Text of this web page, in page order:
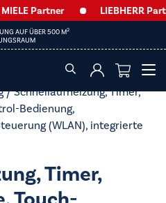
Partner LIEBHERR Partner
VON
& 14:00 – 18:00 UHR
Schnellaufheizung, Timer,
Bedienung,
(WLAN), integrierte
Timer,